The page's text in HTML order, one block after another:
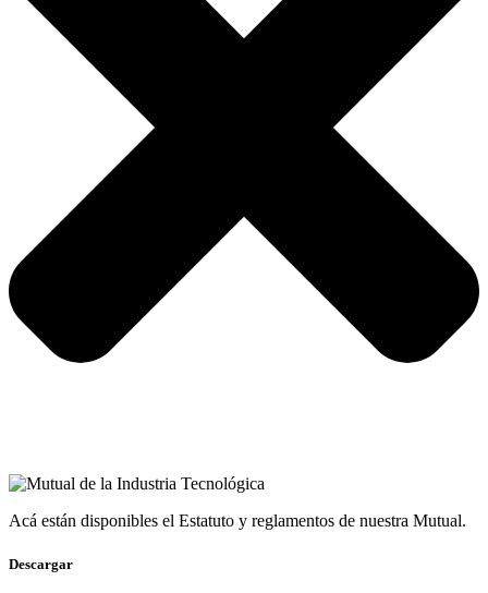
Acá están disponibles el Estatuto y reglamentos de nuestra Mutual.
Descargar